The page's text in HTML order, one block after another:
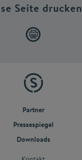
Seite drucken
Partner
Pressespiegel
Downloads